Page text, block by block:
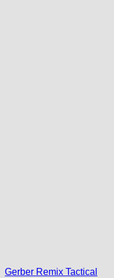
Gerber Remix Tactical